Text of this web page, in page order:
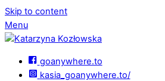
Skip to content
Menu
goanywhere.to
kasia_goanywhere.to/